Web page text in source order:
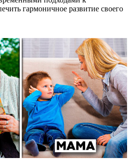
гармоничное развитие своего